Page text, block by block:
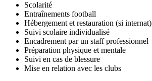
Scolarité
Entraînements football
Hébergement et restauration (si internat)
Suivi scolaire individualisé
Encadrement par un staff professionnel
Préparation physique et mentale
Suivi en cas de blessure
Mise en relation avec les clubs